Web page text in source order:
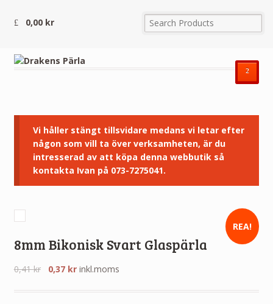
0,00 kr
²
Vi håller stängt tillsvidare medans vi letar efter
någon som vill ta över verksamheten, är du
intresserad av att köpa denna webbutik så
kontakta Ivan på 073-7275041.
REA!
8mm Bikonisk Svart Glaspärla
0,41kr 0,37 kr inkl.moms